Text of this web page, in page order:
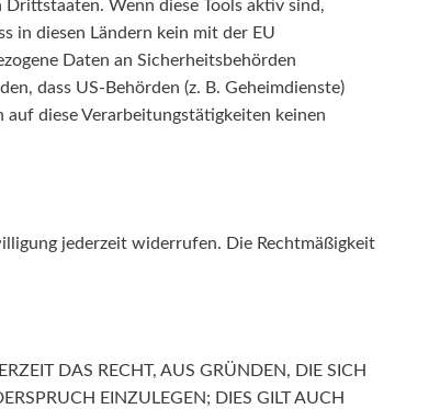
Wenn diese Tools aktiv sind,
in diesen Ländern kein mit der EU
Daten an Sicherheitsbehörden
dass US-Behörden (z. B. Geheimdienste)
diese Verarbeitungstätigkeiten keinen
jederzeit widerrufen. Die Rechtmäßigkeit
DAS RECHT, AUS GRÜNDEN, DIE SICH
EINZULEGEN; DIES GILT AUCH